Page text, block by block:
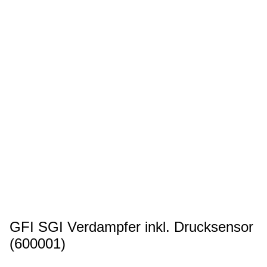
GFI SGI Verdampfer inkl. Drucksensor
(600001)